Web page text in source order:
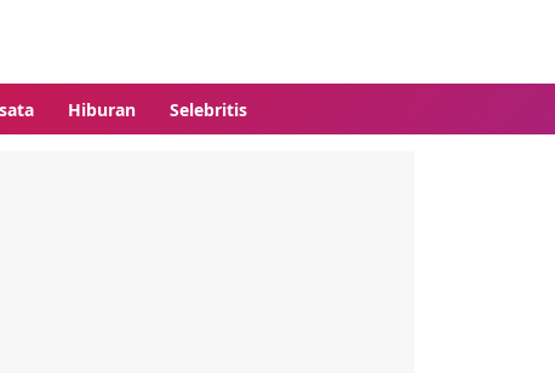
Hiburan Selebritis